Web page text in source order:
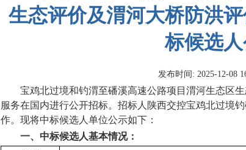
生态评价及渭河大桥防洪
标候选
发布时间: 2025-12-08
宝鸡北过境和钓渭至磻溪高速公路项目渭河生态区生
服务在国内进行公开招标。招标人 陕西交控宝鸡北过境
作。现将中标候选人单位公示如下：
一、 中标候选人基本情况：